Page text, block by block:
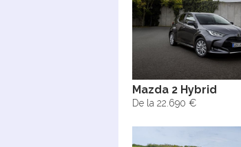
Mazda 2 Hybrid
De la 22.690 €